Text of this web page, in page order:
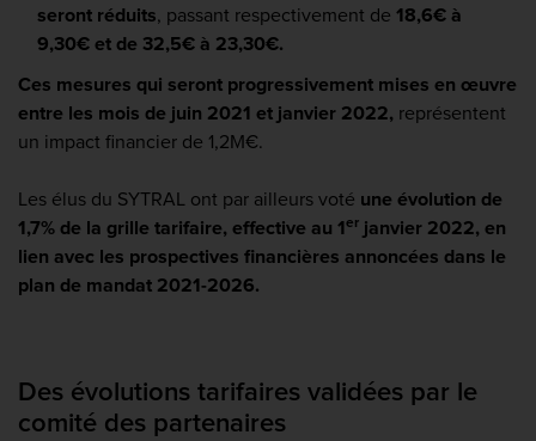
seront réduits, passant respectivement de 18,6€ à
9,30€ et de 32,5€ à 23,30€.
Ces mesures qui seront progressivement mises en œuvre
entre les mois de juin 2021 et janvier 2022, représentent
un impact financier de 1,2M€.
Les élus du SYTRAL ont par ailleurs voté une évolution de
1,7% de la grille tarifaire, effective au 1er janvier 2022, en
lien avec les prospectives financières annoncées dans le
plan de mandat 2021-2026.
Des évolutions tarifaires validées par le
comité des partenaires